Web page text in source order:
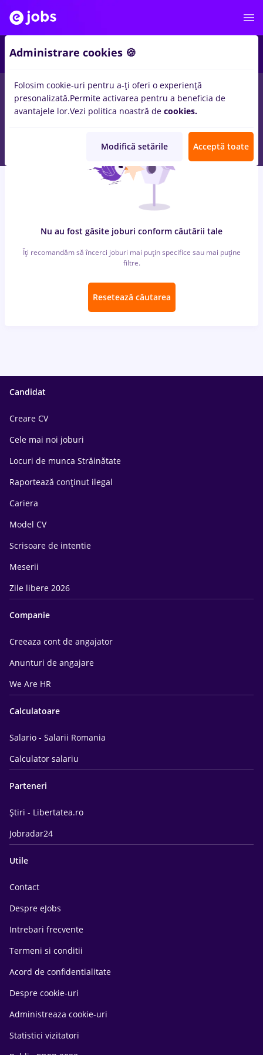
locuri de muncacu salarii Part timeinCluj-Napoca
Constructii / Instalatii, Medicina / Sanatate
Nu au fost găsite joburi conform căutării tale
Îți recomandăm să încerci joburi mai puțin specifice sau mai puține
filtre.
Resetează căutarea
Candidat
Creare CV
Cele mai noi joburi
Locuri de munca Străinătate
Raportează conținut ilegal
Cariera
Model CV
Scrisoare de intentie
Meserii
Zile libere 2026
Companie
Creeaza cont de angajator
Anunturi de angajare
We Are HR
Calculatoare
Salario - Salarii Romania
Calculator salariu
Parteneri
Știri - Libertatea.ro
Jobradar24
Utile
Contact
Despre eJobs
Intrebari frecvente
Termeni si conditii
Acord de confidentialitate
Despre cookie-uri
Administreaza cookie-uri
Statistici vizitatori
Administrare cookies 🍪
Folosim cookie-uri pentru a-ți oferi o experiență
presonalizată.Permite activarea pentru a beneficia de
avantajele lor.Vezi politica noastră de cookies.
Modifică setările Acceptă toate